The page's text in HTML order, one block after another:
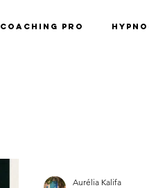
Coaching pro
Aurélia Kalifa